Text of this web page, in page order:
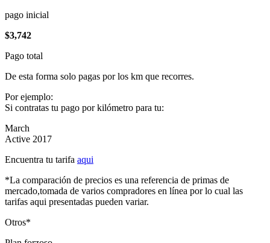
pago inicial
$3,742
Pago total
De esta forma solo pagas por los km que recorres.
Por ejemplo:
Si contratas tu pago por kilómetro para tu:
March
Active 2017
Encuentra tu tarifa aqui
*La comparación de precios es una referencia de primas de
mercado,tomada de varios compradores en línea por lo cual las
tarifas aqui presentadas pueden variar.
Otros*